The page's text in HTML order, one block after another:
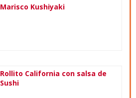
Marisco Kushiyaki
Rollito California con salsa de
Sushi